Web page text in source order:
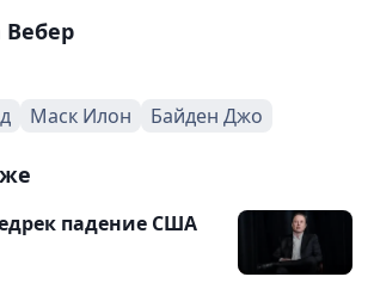
Вебер
Маск Илон Байден Джо
падение США